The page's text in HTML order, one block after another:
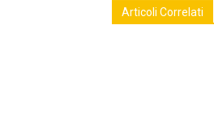
Articoli Correlati